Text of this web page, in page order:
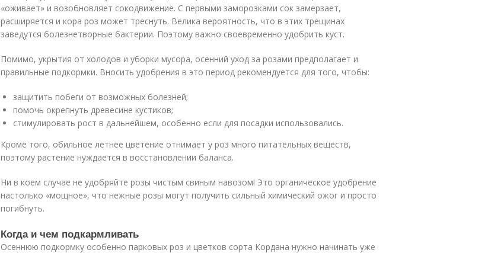
«оживает» и возобновляет сокодвижение. С первыми заморозками сок замерзает,
расширяется и кора роз может треснуть. Велика вероятность, что в этих трещинах
заведутся болезнетворные бактерии. Поэтому важно своевременно удобрить куст.
Помимо, укрытия от холодов и уборки мусора, осенний уход за розами предполагает и
правильные подкормки. Вносить удобрения в это период рекомендуется для того, чтобы:
защитить побеги от возможных болезней;
помочь окрепнуть древесине кустиков;
стимулировать рост в дальнейшем, особенно если для посадки использовались.
Кроме того, обильное летнее цветение отнимает у роз много питательных веществ,
поэтому растение нуждается в восстановлении баланса.
Ни в коем случае не удобряйте розы чистым свиным навозом! Это органическое удобрение
настолько «мощное», что нежные розы могут получить сильный химический ожог и просто
погибнуть.
Когда и чем подкармливать
Осеннюю подкормку особенно парковых роз и цветков сорта Кордана нужно начинать уже